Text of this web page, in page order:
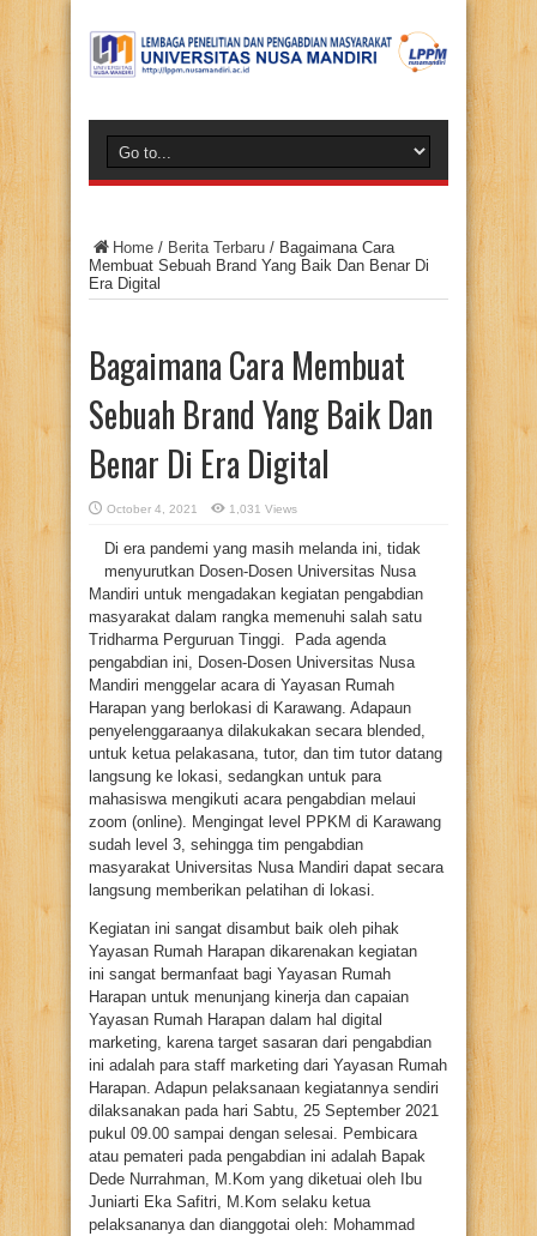
Home / Berita Terbaru / Bagaimana Cara
Membuat Sebuah Brand Yang Baik Dan Benar Di
Era Digital
Bagaimana Cara Membuat
Sebuah Brand Yang Baik Dan
Benar Di Era Digital
October 4, 2021 1,031 Views
Di era pandemi yang masih melanda ini, tidak
menyurutkan Dosen-Dosen Universitas Nusa
Mandiri untuk mengadakan kegiatan pengabdian
masyarakat dalam rangka memenuhi salah satu
Tridharma Perguruan Tinggi. Pada agenda
pengabdian ini, Dosen-Dosen Universitas Nusa
Mandiri menggelar acara di Yayasan Rumah
Harapan yang berlokasi di Karawang. Adapaun
penyelenggaraanya dilakukakan secara blended,
untuk ketua pelakasana, tutor, dan tim tutor datang
langsung ke lokasi, sedangkan untuk para
mahasiswa mengikuti acara pengabdian melaui
zoom (online). Mengingat level PPKM di Karawang
sudah level 3, sehingga tim pengabdian
masyarakat Universitas Nusa Mandiri dapat secara
langsung memberikan pelatihan di lokasi.
Kegiatan ini sangat disambut baik oleh pihak
Yayasan Rumah Harapan dikarenakan kegiatan
ini sangat bermanfaat bagi Yayasan Rumah
Harapan untuk menunjang kinerja dan capaian
Yayasan Rumah Harapan dalam hal digital
marketing, karena target sasaran dari pengabdian
ini adalah para staff marketing dari Yayasan Rumah
Harapan. Adapun pelaksanaan kegiatannya sendiri
dilaksanakan pada hari Sabtu, 25 September 2021
pukul 09.00 sampai dengan selesai. Pembicara
atau pemateri pada pengabdian ini adalah Bapak
Dede Nurrahman, M.Kom yang diketuai oleh Ibu
Juniarti Eka Safitri, M.Kom selaku ketua
pelaksananya dan dianggotai oleh: Mohammad